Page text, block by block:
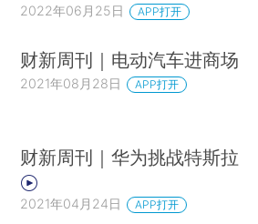
2022年06月25日 APP打开
财新周刊｜电动汽车进商场
2021年08月28日 APP打开
财新周刊｜华为挑战特斯拉
2021年04月24日 APP打开